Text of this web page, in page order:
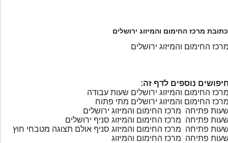
כתובת מרכז החימום והמיזוג ירושלים
החימום והמיזוג ירושלים
נוספים לדף זה:
החימום והמיזוג ירושלים שעות עבודה
החימום והמיזוג ירושלים מתי פתוח
פתיחה מרכז החימום והמיזוג ירושלים
פתיחה מרכז החימום והמיזוג סניף ירושלים
פתיחה מרכז החימום והמיזוג סניף אולם תצוגה מטבחי חוץ
פתיחה מרכז החימום והמיזוג